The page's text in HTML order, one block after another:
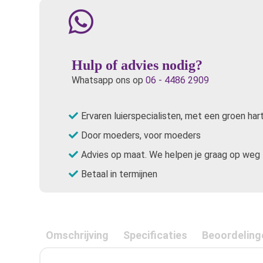
Hulp of advies nodig?
Whatsapp ons op 06 - 4486 2909
Ervaren luierspecialisten, met een groen hart
Door moeders, voor moeders
Advies op maat. We helpen je graag op weg
Betaal in termijnen
Omschrijving Specificaties